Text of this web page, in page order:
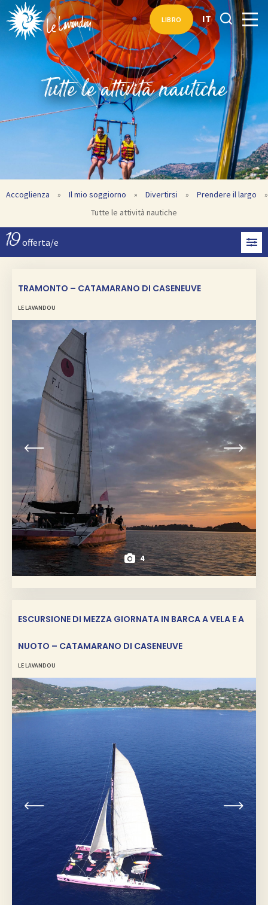
LIBRO IT
Tutte le attività nautiche
Accoglienza » Il mio soggiorno » Divertirsi » Prendere il largo
»
Tutte le attività nautiche
19offerta/e
TRAMONTO – CATAMARANO DI CASENEUVE
LE LAVANDOU
4
ESCURSIONE DI MEZZA GIORNATA IN BARCA A VELA E A
NUOTO – CATAMARANO DI CASENEUVE
LE LAVANDOU